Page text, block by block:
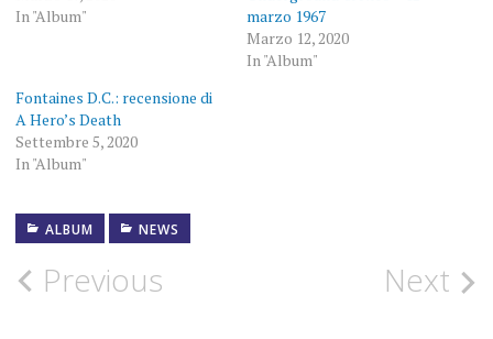
In "Album"
marzo 1967
Marzo 12, 2020
In "Album"
Fontaines D.C.: recensione di
A Hero’s Death
Settembre 5, 2020
In "Album"
ALBUM
NEWS
ABELARDO
Post
Previous Next